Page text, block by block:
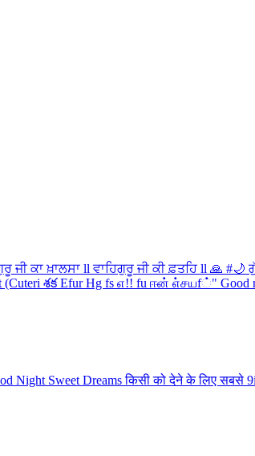
ਜੀ ਕਾ ਖ਼ਾਲਸਾ ll ਵਾਹਿਗੁਰੂ ਜੀ ਕੀ ਫ਼ਤਹਿ ll 🙏